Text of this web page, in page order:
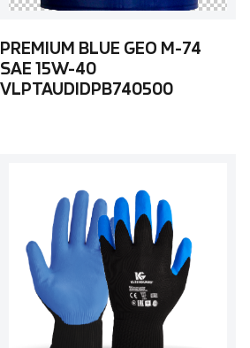
PREMIUM BLUE GEO M-74
SAE 15W-40
VLPTAUDIDPB740500